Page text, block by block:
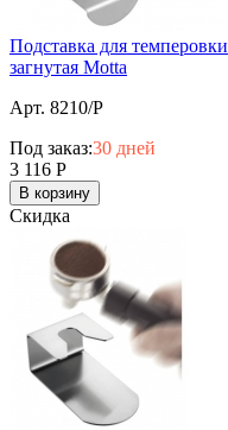
Подставка для темперовки
загнутая Motta
Арт. 8210/P
Под заказ:30 дней
3 116 Р
В корзину
Скидка